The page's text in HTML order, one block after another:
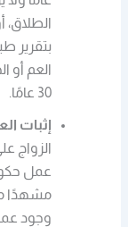
الطلاق،
بتقرير
30 عامًا.
إثبات
الزواج
عمل
مشهدًا
وجود